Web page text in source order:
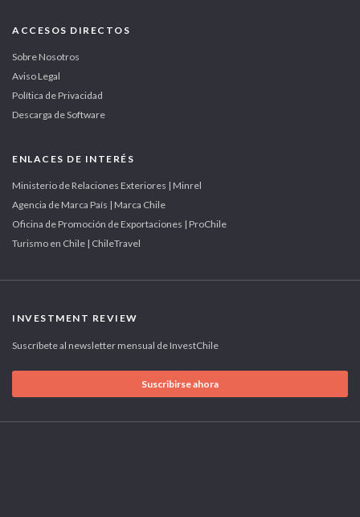
ACCESOS DIRECTOS
Sobre Nosotros
Aviso Legal
Política de Privacidad
Descarga de Software
ENLACES DE INTERÉS
Ministerio de Relaciones Exteriores | Minrel
Agencia de Marca País | Marca Chile
Oficina de Promoción de Exportaciones | ProChile
Turismo en Chile | ChileTravel
INVESTMENT REVIEW
Suscríbete al newsletter mensual de InvestChile
Suscribirse ahora